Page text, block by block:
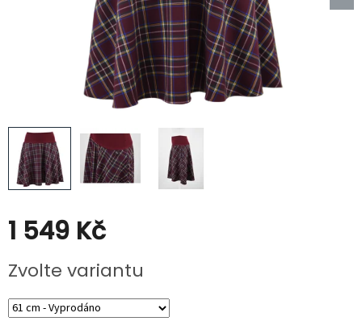
1 549 Kč
cena:
Zvolte variantu